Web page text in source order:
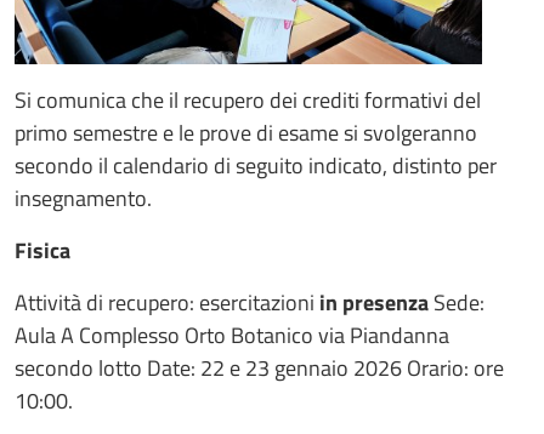
Si comunica che il recupero dei crediti formativi del
primo semestre e le prove di esame si svolgeranno
secondo il calendario di seguito indicato, distinto per
insegnamento.
Fisica
Attività di recupero: esercitazioni in presenzaSede:
Aula A Complesso Orto Botanico via Piandanna
secondo lotto Date: 22 e 23 gennaio 2026 Orario: ore
10:00.